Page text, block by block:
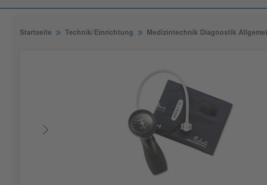
Startseite Technik/Einrichtung Medizintechnik Diagnostik